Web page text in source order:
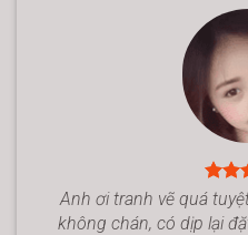
Anh ơi tranh vẽ quá
không chán, có dịp lại